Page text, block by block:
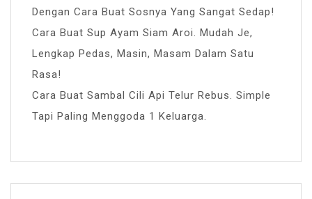
Dengan Cara Buat Sosnya Yang Sangat Sedap!
Cara Buat Sup Ayam Siam Aroi. Mudah Je,
Lengkap Pedas, Masin, Masam Dalam Satu
Rasa!
Cara Buat Sambal Cili Api Telur Rebus. Simple
Tapi Paling Menggoda 1 Keluarga.